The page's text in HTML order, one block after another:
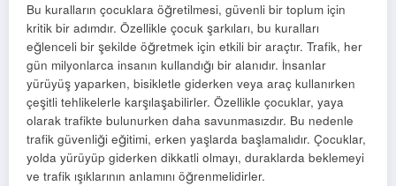
Bu kuralların çocuklara öğretilmesi, güvenli bir toplum için
kritik bir adımdır. Özellikle çocuk şarkıları, bu kuralları
eğlenceli bir şekilde öğretmek için etkili bir araçtır. Trafik, her
gün milyonlarca insanın kullandığı bir alanıdır. İnsanlar
yürüyüş yaparken, bisikletle giderken veya araç kullanırken
çeşitli tehlikelerle karşılaşabilirler. Özellikle çocuklar, yaya
olarak trafikte bulunurken daha savunmasızdır. Bu nedenle
trafik güvenliği eğitimi, erken yaşlarda başlamalıdır. Çocuklar,
yolda yürüyüp giderken dikkatli olmayı, duraklarda beklemeyi
ve trafik ışıklarının anlamını öğrenmelidirler.